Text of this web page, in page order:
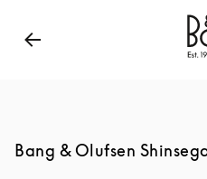
Bang &
Bang & Olufsen